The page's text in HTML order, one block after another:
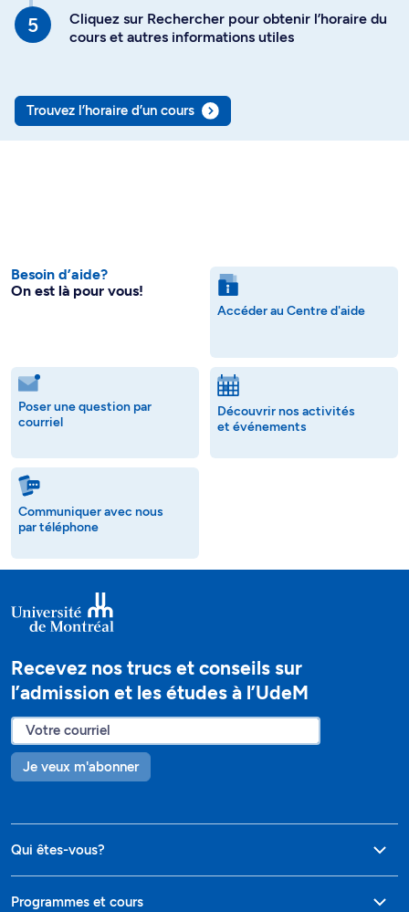
Cliquez sur Rechercher pour obtenir l’horaire du
cours et autres informations utiles
Trouvez l’horaire d’un cours
Besoin d’aide?
On est là pour vous!
Accéder au Centre d'aide
Poser une question par
courriel
Découvrir nos activités
et événements
Communiquer avec nous
par téléphone
Recevez nos trucs et conseils sur
l’admission et les études à l’UdeM
Je veux m'abonner
Qui êtes-vous?
Programmes et cours